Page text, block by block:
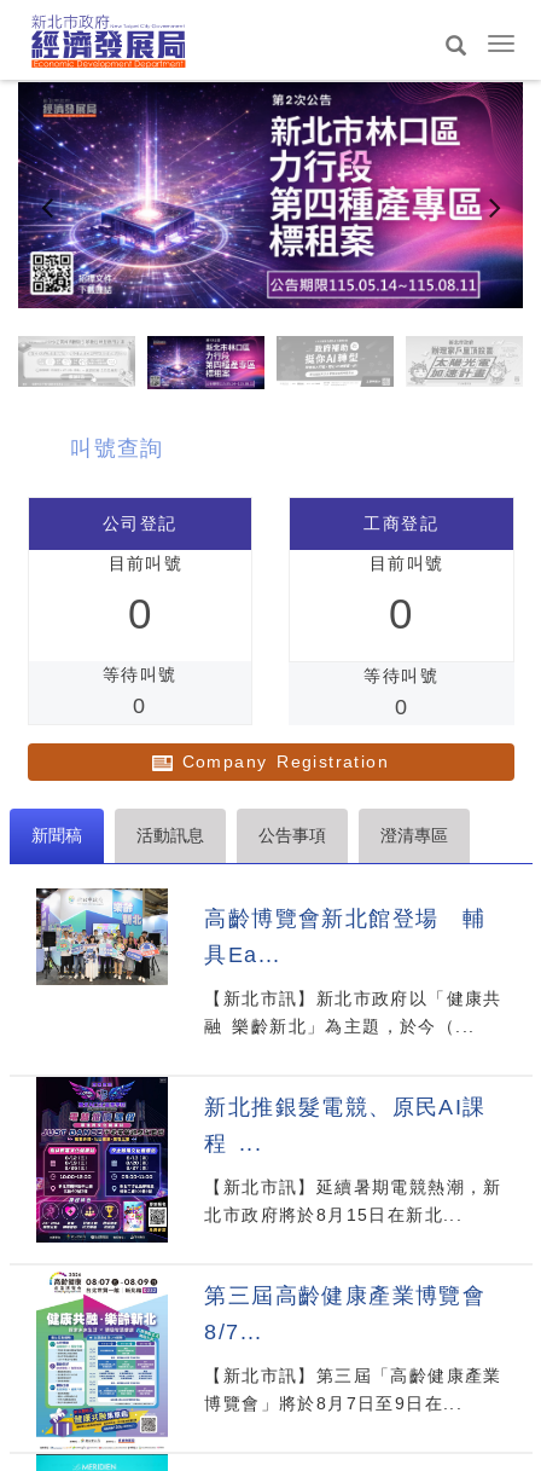
內
容
區
選
切
換
搜
尋
叫號查詢
公司登記
目前叫號
0
等待叫號
0
工商登記
目前叫號
0
等待叫號
0
Company Registration
新聞稿 活動訊息 公告事項 澄清專區
高齡博覽會新北館登場 輔
具Ea...
【新北市訊】新北市政府以「健康共
融 樂齡新北」為主題，於今（...
新北推銀髮電競、原民AI課
程 ...
【新北市訊】延續暑期電競熱潮，新
北市政府將於8月15日在新北...
第三屆高齡健康產業博覽會
8/7...
【新北市訊】第三屆「高齡健康產業
博覽會」將於8月7日至9日在...